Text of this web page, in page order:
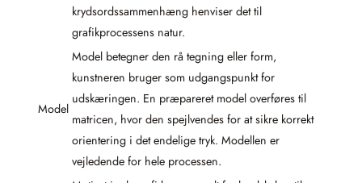
krydsordssammenhæng henviser det til
grafikprocessens natur.
Model
Model betegner den rå tegning eller form,
kunstneren bruger som udgangspunkt for
udskæringen. En præpareret model overføres til
matricen, hvor den spejlvendes for at sikre korrekt
orientering i det endelige tryk. Modellen er
vejledende for hele processen.